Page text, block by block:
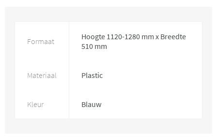
Formaat
Hoogte 1120-1280 mm x Breedte
510 mm
Materiaal Plastic
Kleur Blauw